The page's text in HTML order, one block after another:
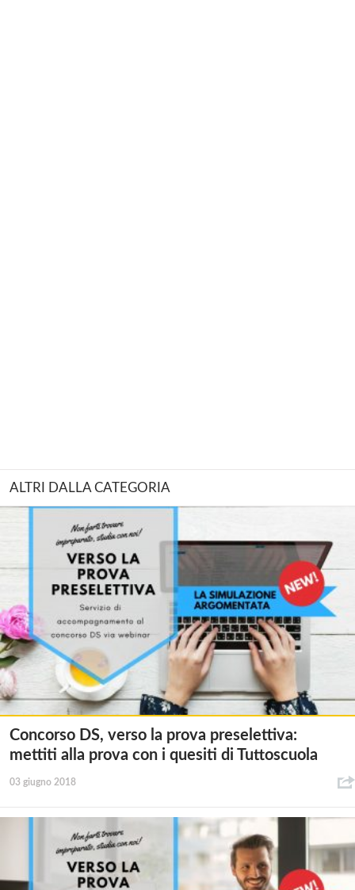
ALTRI DALLA CATEGORIA
Concorso DS, verso la prova preselettiva:
mettiti alla prova con i quesiti di Tuttoscuola
03 giugno 2018